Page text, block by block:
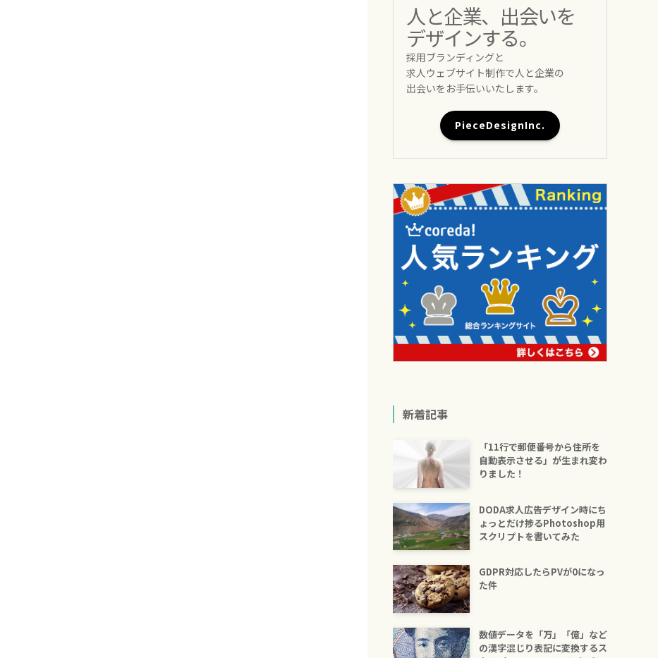
人と企業、出会いを
デザインする。
採用ブランディングと
求人ウェブサイト制作で人と企業の
出会いをお手伝いいたします。
PieceDesignInc.
新着記事
「11行で郵便番号から住所を
自動表示させる」が生まれ変わ
りました！
DODA求人広告デザイン時にち
ょっとだけ捗るPhotoshop用
スクリプトを書いてみた
GDPR対応したらPVが0になっ
た件
数値データを「万」「億」など
の漢字混じり表記に変換するス